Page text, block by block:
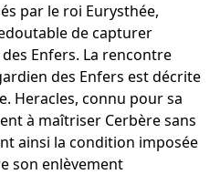
par le roi Eurysthée,
de capturer
Enfers. La rencontre
des Enfers est décrite
Heracles, connu pour sa
à maîtriser Cerbère sans
ainsi la condition imposée
son enlèvement